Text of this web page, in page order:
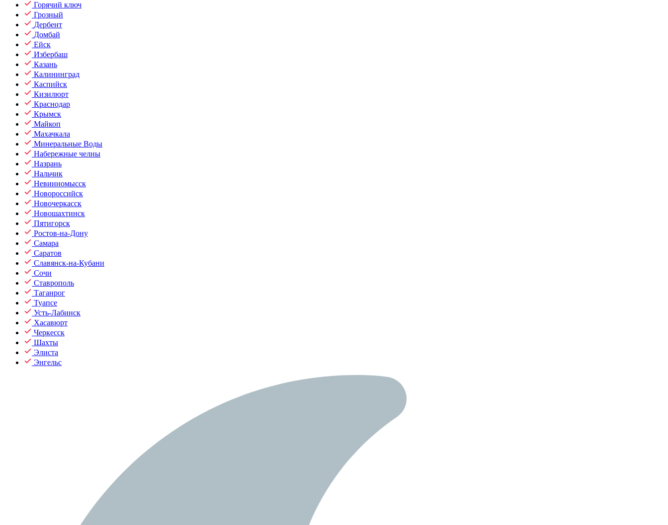
Горячий ключ
Грозный
Дербент
Домбай
Ейск
Избербаш
Казань
Калининград
Каспийск
Кизилюрт
Краснодар
Крымск
Майкоп
Махачкала
Минеральные Воды
Набережные челны
Назрань
Нальчик
Невинномысск
Новороссийск
Новочеркасск
Новошахтинск
Пятигорск
Ростов-на-Дону
Самара
Саратов
Славянск-на-Кубани
Сочи
Ставрополь
Таганрог
Туапсе
Усть-Лабинск
Хасавюрт
Черкесск
Шахты
Элиста
Энгельс